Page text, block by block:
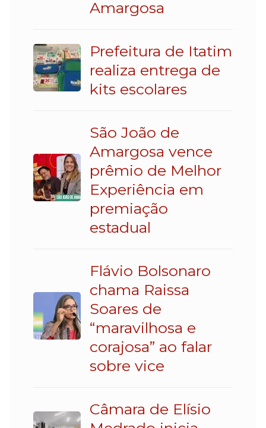
Amargosa
Prefeitura de Itatim
realiza entrega de
kits escolares
São João de
Amargosa vence
prêmio de Melhor
Experiência em
premiação
estadual
Flávio Bolsonaro
chama Raissa
Soares de
“maravilhosa e
corajosa” ao falar
sobre vice
Câmara de Elísio